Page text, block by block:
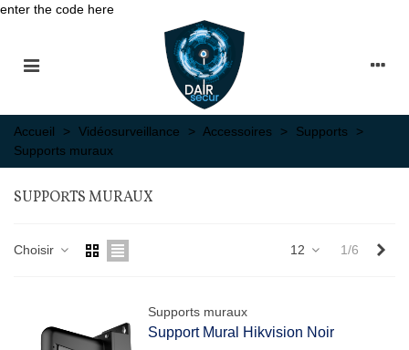
enter the code here
Accueil > Vidéosurveillance > Accessoires > Supports
>
Supports muraux
SUPPORTS MURAUX
Choisir 12 1/6
Supports muraux
Support Mural Hikvision Noir